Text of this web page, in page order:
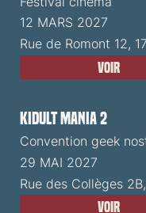
12 MARS 2027
Rue de Romont 12,
Voir
Kidult Mania 2
Convention geek
29 MAI 2027
Rue des Collèges
Voir